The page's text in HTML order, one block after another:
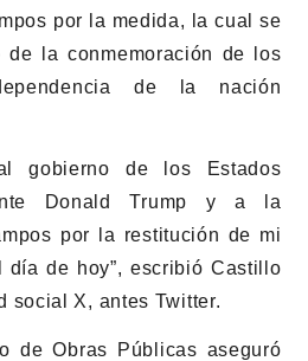
por la medida, la cual se
de la conmemoración de los
de la nación
gobierno de los Estados
Donald Trump y a la
por la restitución de mi
de hoy”, escribió Castillo
social X, antes Twitter.
de Obras Públicas aseguró